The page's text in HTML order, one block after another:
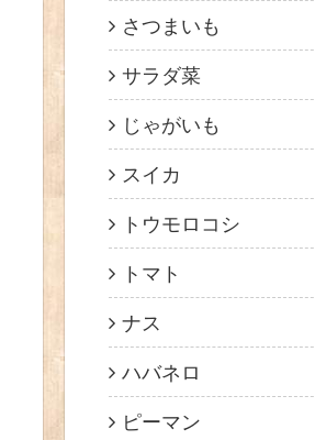
さつまいも
サラダ菜
じゃがいも
スイカ
トウモロコシ
トマト
ナス
ハバネロ
ピーマン